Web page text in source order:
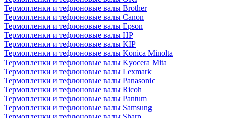
Термопленки и тефлоновые валы Brother
Термопленки и тефлоновые валы Canon
Термопленки и тефлоновые валы Epson
Термопленки и тефлоновые валы HP
Термопленки и тефлоновые валы KIP
Термопленки и тефлоновые валы Konica Minolta
Термопленки и тефлоновые валы Kyocera Mita
Термопленки и тефлоновые валы Lexmark
Термопленки и тефлоновые валы Panasonic
Термопленки и тефлоновые валы Ricoh
Термопленки и тефлоновые валы Pantum
Термопленки и тефлоновые валы Samsung